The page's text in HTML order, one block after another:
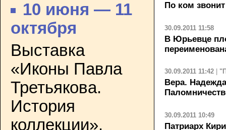
10 июня — 11
октября
Выставка
«Иконы Павла
Третьякова.
История
коллекции».
По ком
30.09.2011 11:58
В Юрьевце
30.09.2011 11:42
Вера.
30.09.2011 10:49
Патриарх